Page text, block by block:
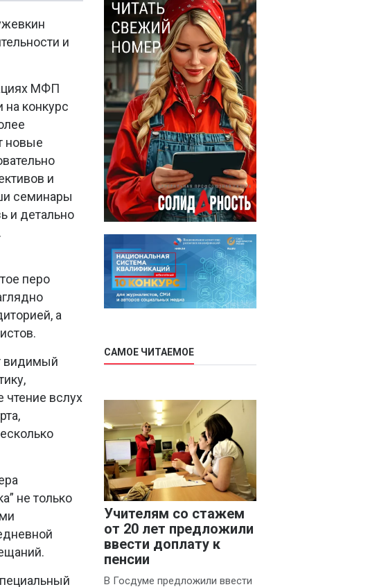
и
МФП
конкурс
новые
и
семинары
и детально
перо
а
видимый
чтение вслух
не только
САМОЕ ЧИТАЕМОЕ
Учителям со стажем
от 20 лет предложили
ввести доплату к
пенсии
В Госдуме предложили ввести